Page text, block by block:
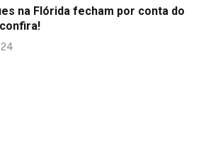
na Flórida fecham por conta do